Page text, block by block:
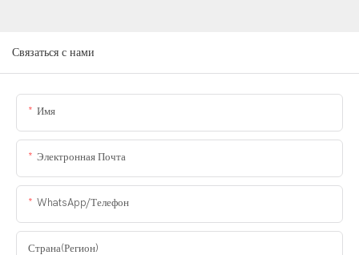
Связаться с нами
Имя
Электронная Почта
WhatsApp/Телефон
Страна(регион)